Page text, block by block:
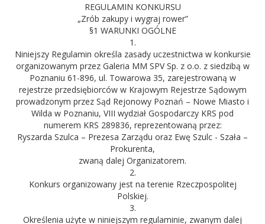
REGULAMIN KONKURSU
„Zrób zakupy i wygraj rower”
§1 WARUNKI OGÓLNE
1.
Niniejszy Regulamin określa zasady uczestnictwa w konkursie
organizowanym przez Galeria MM SPV Sp. z o.o. z siedzibą w
Poznaniu 61-896, ul. Towarowa 35, zarejestrowaną w
rejestrze przedsiębiorców w Krajowym Rejestrze Sądowym
prowadzonym przez Sąd Rejonowy Poznań – Nowe Miasto i
Wilda w Poznaniu, VIII wydział Gospodarczy KRS pod
numerem KRS 289836, reprezentowaną przez:
Ryszarda Szulca – Prezesa Zarządu oraz Ewę Szulc - Szała –
Prokurenta,
zwaną dalej Organizatorem.
2.
Konkurs organizowany jest na terenie Rzeczpospolitej
Polskiej.
3.
Określenia użyte w niniejszym regulaminie, zwanym dalej